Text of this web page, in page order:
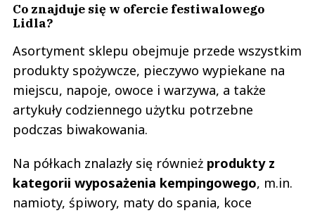
Co znajduje się w ofercie festiwalowego
Lidla?
Asortyment sklepu obejmuje przede wszystkim
produkty spożywcze, pieczywo wypiekane na
miejscu, napoje, owoce i warzywa, a także
artykuły codziennego użytku potrzebne
podczas biwakowania.
Na półkach znalazły się również produkty z
kategorii wyposażenia kempingowego, m.in.
namioty, śpiwory, maty do spania, koce